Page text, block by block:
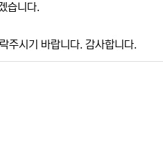
습니다.
시기 바랍니다. 감사합니다.